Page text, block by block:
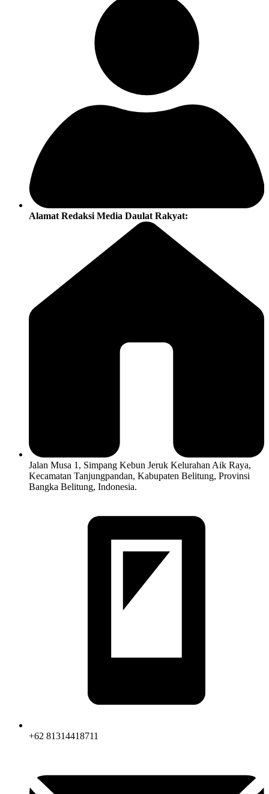
Alamat Redaksi Media Daulat Rakyat:
Jalan Musa 1, Simpang Kebun Jeruk Kelurahan Aik Raya,
Kecamatan Tanjungpandan, Kabupaten Belitung, Provinsi
Bangka Belitung, Indonesia.
+62 81314418711